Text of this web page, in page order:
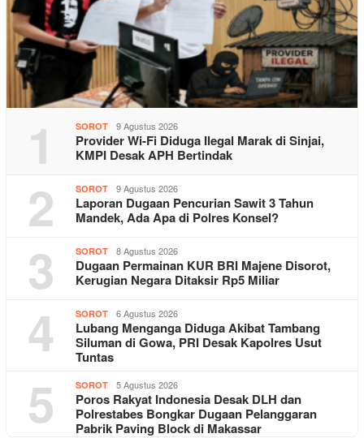
1 SOROT 9 Agustus 2026
Provider Wi-Fi Diduga Ilegal Marak di Sinjai,
KMPI Desak APH Bertindak
2 SOROT 9 Agustus 2026
Laporan Dugaan Pencurian Sawit 3 Tahun
Mandek, Ada Apa di Polres Konsel?
3 SOROT 8 Agustus 2026
Dugaan Permainan KUR BRI Majene Disorot,
Kerugian Negara Ditaksir Rp5 Miliar
4 SOROT 6 Agustus 2026
Lubang Menganga Diduga Akibat Tambang
Siluman di Gowa, PRI Desak Kapolres Usut
Tuntas
5 SOROT 5 Agustus 2026
Poros Rakyat Indonesia Desak DLH dan
Polrestabes Bongkar Dugaan Pelanggaran
Pabrik Paving Block di Makassar